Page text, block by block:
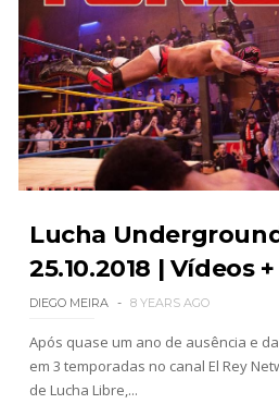
Lucha
25.10.2018 | Vídeos
DIEGO MEIRA 8 YEARS AGO
Após quase um ano de ausência e
em 3 temporadas no canal El Rey
de Lucha Libre,...